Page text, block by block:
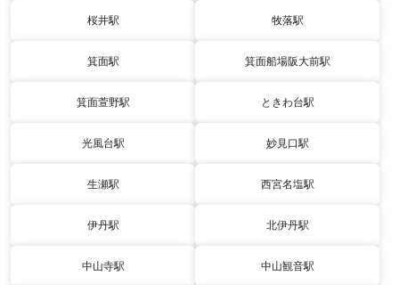
桜井駅 牧落駅
箕面駅 箕面船場阪大前駅
箕面萱野駅 ときわ台駅
光風台駅 妙見口駅
生瀬駅 西宮名塩駅
伊丹駅 北伊丹駅
中山寺駅 中山観音駅